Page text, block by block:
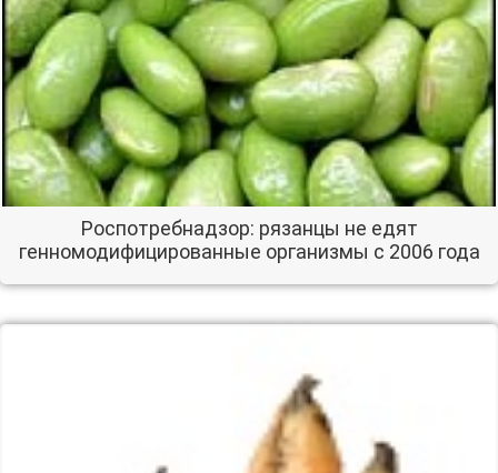
Роспотребнадзор: рязанцы не едят
генномодифицированные организмы с 2006 года